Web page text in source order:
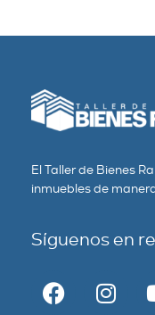
El Taller de Bienes
inmuebles de
Síguenos en